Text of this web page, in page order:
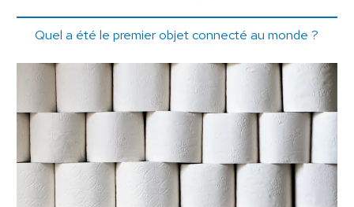
Quel a été le premier objet connecté au monde ?